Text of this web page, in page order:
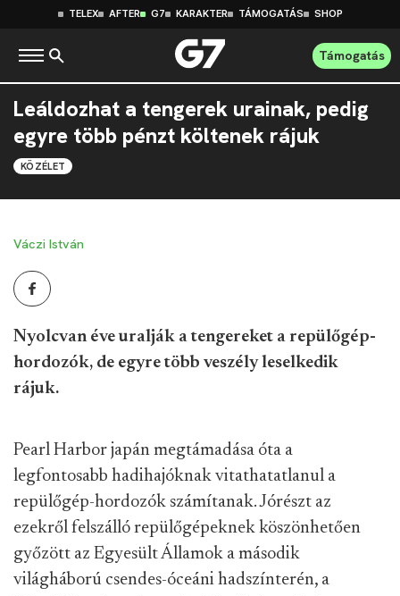
TELEX AFTER G7 KARAKTER TÁMOGATÁS SHOP
Támogatás
Leáldozhat a tengerek urainak, pedig
egyre több pénzt költenek rájuk
KÖZÉLET
Váczi István
Nyolcvan éve uralják a tengereket a repülőgép-
hordozók, de egyre több veszély leselkedik
rájuk.
Pearl Harbor japán megtámadása óta a
legfontosabb hadihajóknak vitathatatlanul a
repülőgép-hordozók számítanak. Jórészt az
ezekről felszálló repülőgépeknek köszönhetően
győzött az Egyesült Államok a második
világháború csendes-óceáni hadszínterén, a